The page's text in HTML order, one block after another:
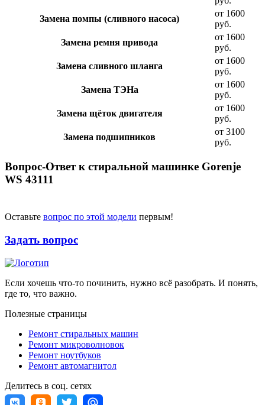
Замена помпы (сливного насоса)
от 1600
руб.
Замена ремня привода
от 1600
руб.
Замена сливного шланга
от 1600
руб.
Замена ТЭНа
от 1600
руб.
Замена щёток двигателя
от 1600
руб.
Замена подшипников
от 3100
руб.
Вопрос-Ответ к стиральной машинке Gorenje
WS 43111
Оставьте вопрос по этой модели первым!
Задать вопрос
Если хочешь что-то починить, нужно всё разобрать. И понять,
где то, что важно.
Полезные страницы
Ремонт стиральных машин
Ремонт микроволновок
Ремонт ноутбуков
Ремонт автомагнитол
Делитесь в соц. сетях